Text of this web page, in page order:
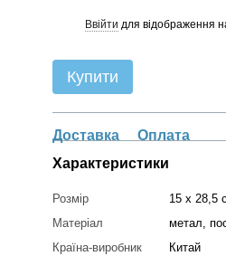
Ввійти для відображення
Купити
Доставка
Оплата
Характеристики
Розмір
15 х 28,5
Матеріал
метал,
Країна-виробник
Китай